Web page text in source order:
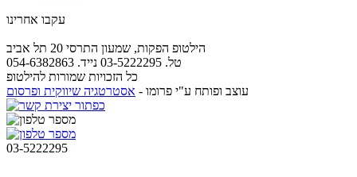
עקבו אחרינו
הילטופ הפקות, שמעון התרסי 20 תל אביב
טל. 03-5222295 נייד. 054-6382863
כל הזכויות שמורות להילטופ
עוצב ופותח ע"י פרומו - אסטרטגיה שיווקית ופרסום
03-5222295